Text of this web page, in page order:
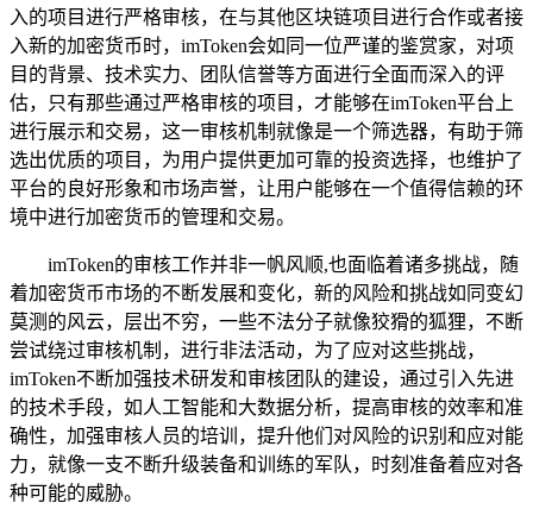
入的项目进行严格审核，在与其他区块链项目进行合作或者接
入新的加密货币时，imToken会如同一位严谨的鉴赏家，对项
目的背景、技术实力、团队信誉等方面进行全面而深入的评
估，只有那些通过严格审核的项目，才能够在imToken平台上
进行展示和交易，这一审核机制就像是一个筛选器，有助于筛
选出优质的项目，为用户提供更加可靠的投资选择，也维护了
平台的良好形象和市场声誉，让用户能够在一个值得信赖的环
境中进行加密货币的管理和交易。
imToken的审核工作并非一帆风顺,也面临着诸多挑战，随
着加密货币市场的不断发展和变化，新的风险和挑战如同变幻
莫测的风云，层出不穷，一些不法分子就像狡猾的狐狸，不断
尝试绕过审核机制，进行非法活动，为了应对这些挑战，
imToken不断加强技术研发和审核团队的建设，通过引入先进
的技术手段，如人工智能和大数据分析，提高审核的效率和准
确性，加强审核人员的培训，提升他们对风险的识别和应对能
力，就像一支不断升级装备和训练的军队，时刻准备着应对各
种可能的威胁。